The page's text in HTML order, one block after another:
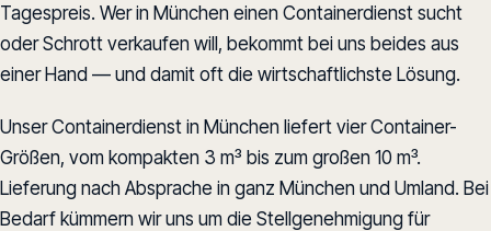
Tagespreis. Wer in München einen Containerdienst sucht
oder Schrott verkaufen will, bekommt bei uns beides aus
einer Hand — und damit oft die wirtschaftlichste Lösung.
Unser Containerdienst in München liefert vier Container-
Größen, vom kompakten 3 m³ bis zum großen 10 m³.
Lieferung nach Absprache in ganz München und Umland. Bei
Bedarf kümmern wir uns um die Stellgenehmigung für